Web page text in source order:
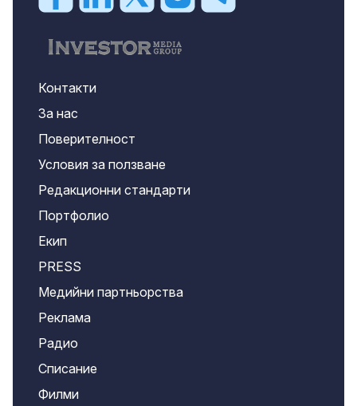
Контакти
За нас
Поверителност
Условия за ползване
Редакционни стандарти
Портфолио
Екип
PRESS
Медийни партньорства
Реклама
Радио
Списание
Филми